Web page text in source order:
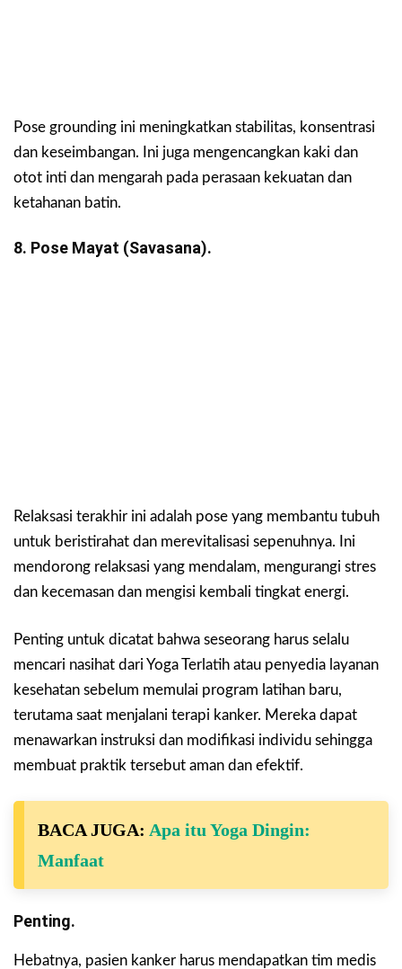
Pose grounding ini meningkatkan stabilitas, konsentrasi
dan keseimbangan. Ini juga mengencangkan kaki dan
otot inti dan mengarah pada perasaan kekuatan dan
ketahanan batin.
8. Pose Mayat (Savasana).
Relaksasi terakhir ini adalah pose yang membantu tubuh
untuk beristirahat dan merevitalisasi sepenuhnya. Ini
mendorong relaksasi yang mendalam, mengurangi stres
dan kecemasan dan mengisi kembali tingkat energi.
Penting untuk dicatat bahwa seseorang harus selalu
mencari nasihat dari Yoga Terlatih atau penyedia layanan
kesehatan sebelum memulai program latihan baru,
terutama saat menjalani terapi kanker. Mereka dapat
menawarkan instruksi dan modifikasi individu sehingga
membuat praktik tersebut aman dan efektif.
BACA JUGA: Apa itu Yoga Dingin:
Manfaat
Penting.
Hebatnya, pasien kanker harus mendapatkan tim medis